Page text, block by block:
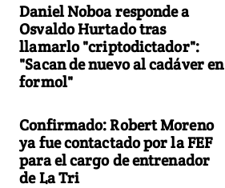
Daniel Noboa responde a
Osvaldo Hurtado tras
llamarlo "criptodictador":
"Sacan de nuevo al cadáver en
formol"
Confirmado: Robert Moreno
ya fue contactado por la FEF
para el cargo de entrenador
de La Tri